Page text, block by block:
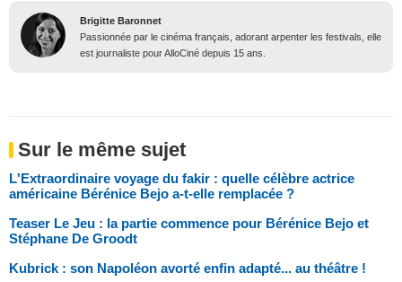
Brigitte Baronnet
Passionnée par le cinéma français, adorant arpenter les festivals, elle
est journaliste pour AlloCiné depuis 15 ans.
Sur le même sujet
L'Extraordinaire voyage du fakir : quelle célèbre actrice
américaine Bérénice Bejo a-t-elle remplacée ?
Teaser Le Jeu : la partie commence pour Bérénice Bejo et
Stéphane De Groodt
Kubrick : son Napoléon avorté enfin adapté... au théâtre !